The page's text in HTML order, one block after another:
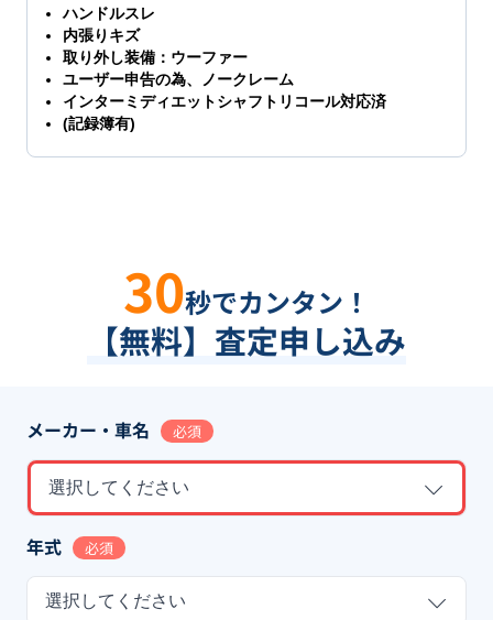
ハンドルスレ
内張りキズ
取り外し装備：ウーファー
ユーザー申告の為、ノークレーム
インターミディエットシャフトリコール対応済
(記録簿有)
30秒でカンタン！
【無料】査定申し込み
メーカー・車名 必須
選択してください
年式 必須
選択してください